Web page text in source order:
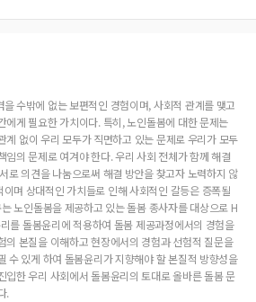
수밖에 없는 보편적인 경험이며, 사회적 관계를 맺고
에게 필요한 가치이다. 특히, 노인돌봄에 대한 문제는
계 없이 우리 모두가 직면하고 있는 문제로 우리가 모두
임의 문제로 여겨야 한다. 우리 사회 전체가 함께 해결
로 의견을 나눔으로써 해결 방안을 찾고자 노력하지 않
며 상대적인 가치들로 인해 사회적인 갈등은 증폭될
노인돌봄을 제공하고 있는 돌봄 종사자를 대상으로 H
를 돌봄윤리에 적용하여 돌봄 제공과정에서의 경험을
의 본질을 이해하고 현장에서의 경험과 선험적 질문을
수 있게 하여 돌봄윤리가 지향해야 할 본질적 방향성을
입한 우리 사회에서 돌봄윤리의 토대로 올바른 돌봄 문
.